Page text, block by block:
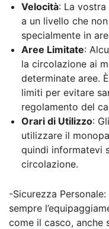
Velocità: La
a un livello che
specialmente in
Aree Limitate:
la circolazione ai
determinate aree.
limiti per evitare
regolamento del
Orari di Utilizzo:
utilizzare il
quindi informatevi
circolazione.
-Sicurezza
sempre
come il casco, anche